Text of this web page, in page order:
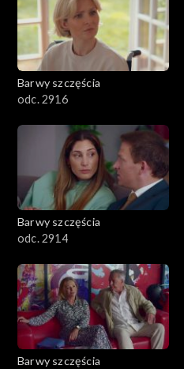
Barwy szczęścia
odc. 2916
Barwy szczęścia
odc. 2914
Barwy szczęścia